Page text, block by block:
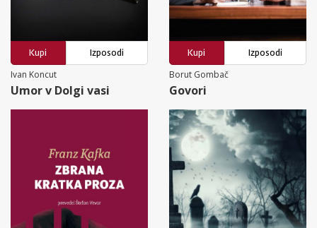
Kupi
Izposodi
Ivan Koncut
Umor v Dolgi vasi
Kupi
Izposodi
Borut Gombač
Govori